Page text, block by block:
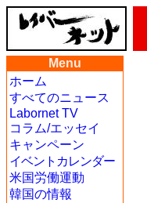
Menu
ホーム
すべてのニュース
Labornet TV
コラム/エッセイ
キャンペーン
イベントカレンダー
米国労働運動
韓国の情報